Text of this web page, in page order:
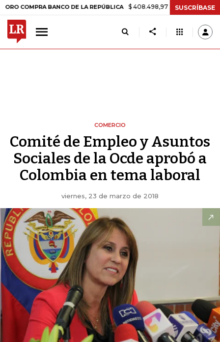
BANCO DE LA REPÚBLICA $ 408.498,97 +$ 8.753,81 +2,19%
SUSCRÍBASE
COMERCIO
Comité de Empleo y Asuntos
Sociales de la Ocde aprobó a
Colombia en tema laboral
viernes, 23 de marzo de 2018